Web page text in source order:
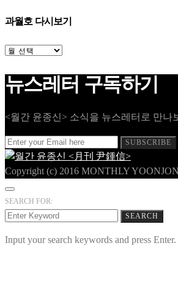
과월호 다시보기
과
다
시
기
뉴스레터 구독하기
<월간 윤종신> 소식을 뉴스레터로 만나
SUBSCRIBE
Copyright (c) 2016 MONTHLY
SEARCH FOR:
SEARCH
Input your search keywords and press Enter.